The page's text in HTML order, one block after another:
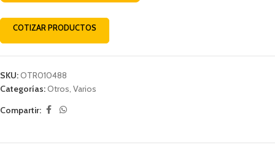
COTIZAR PRODUCTOS
SKU:OTR010488
Categorías:Otros, Varios
Compartir: